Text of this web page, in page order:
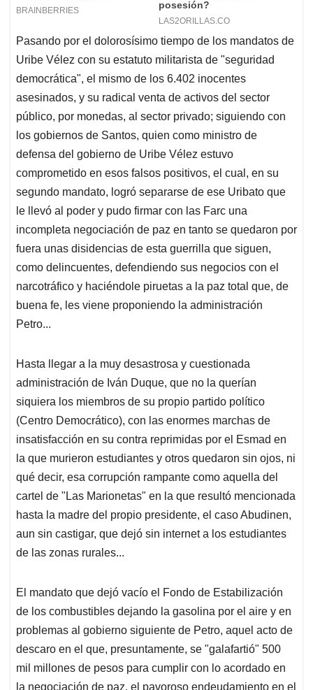
Pasando por el dolorosísimo tiempo de los mandatos de
Uribe Vélez con su estatuto militarista de "seguridad
democrática", el mismo de los 6.402 inocentes
asesinados, y su radical venta de activos del sector
público, por monedas, al sector privado; siguiendo con
los gobiernos de Santos, quien como ministro de
defensa del gobierno de Uribe Vélez estuvo
comprometido en esos falsos positivos, el cual, en su
segundo mandato, logró separarse de ese Uribato que
le llevó al poder y pudo firmar con las Farc una
incompleta negociación de paz en tanto se quedaron por
fuera unas disidencias de esta guerrilla que siguen,
como delincuentes, defendiendo sus negocios con el
narcotráfico y haciéndole piruetas a la paz total que, de
buena fe, les viene proponiendo la administración
Petro...
Hasta llegar a la muy desastrosa y cuestionada
administración de Iván Duque, que no la querían
siquiera los miembros de su propio partido político
(Centro Democrático), con las enormes marchas de
insatisfacción en su contra reprimidas por el Esmad en
la que murieron estudiantes y otros quedaron sin ojos, ni
qué decir, esa corrupción rampante como aquella del
cartel de "Las Marionetas" en la que resultó mencionada
hasta la madre del propio presidente, el caso Abudinen,
aun sin castigar, que dejó sin internet a los estudiantes
de las zonas rurales...
El mandato que dejó vacío el Fondo de Estabilización
de los combustibles dejando la gasolina por el aire y en
problemas al gobierno siguiente de Petro, aquel acto de
descaro en el que, presuntamente, se "galafartió" 500
mil millones de pesos para cumplir con lo acordado en
la negociación de paz, el pavoroso endeudamiento en el